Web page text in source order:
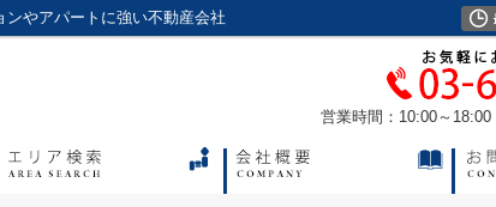
やアパートに強い不動産会社
営業時間：10:00～18:00